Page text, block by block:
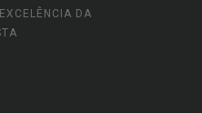
DA